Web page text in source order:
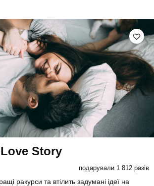
Story
подарували 1 812 разів
ракурси та втілить задумані ідеї на